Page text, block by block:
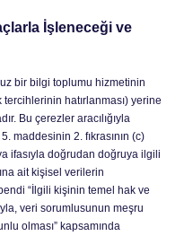
İşleneceği ve
bir bilgi toplumu hizmetinin
hatırlanması) yerine
Bu çerezler aracılığıyla
maddesinin 2. fıkrasının (c)
ifasıyla doğrudan doğruya ilgili
ait kişisel verilerin
“İlgili kişinin temel hak ve
veri sorumlusunun meşru
olması” kapsamında